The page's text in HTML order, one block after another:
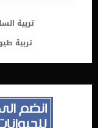
تربية
تربية